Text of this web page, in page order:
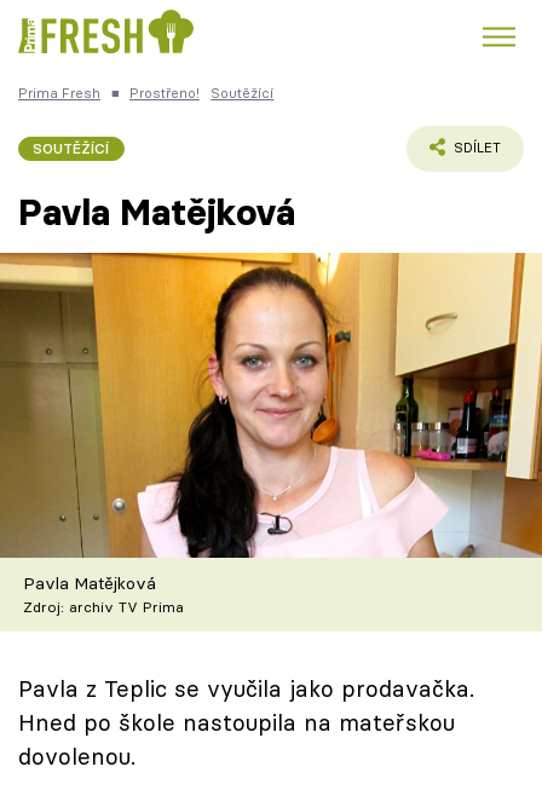
Česká kuchyně
Témata
Recepty
Články
TV Program
Škola vaření
Recepty z TV
Speciál: Cuketa
Těhotnej kuchař
Prima Fresh ■ Prostřeno! Soutěžící
SOUTĚŽÍCÍ SDÍLET
Pavla Matějková
Pavla Matějková
Zdroj: archiv TV Prima
Pavla z Teplic se vyučila jako prodavačka.
Hned po škole nastoupila na mateřskou
dovolenou.